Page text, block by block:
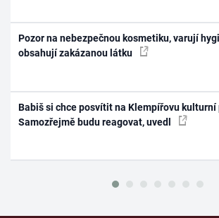
Pozor na nebezpečnou kosmetiku, varují
obsahují zakázanou látku
Babiš si chce posvítit na Klempířovu
Samozřejmě budu reagovat, uvedl